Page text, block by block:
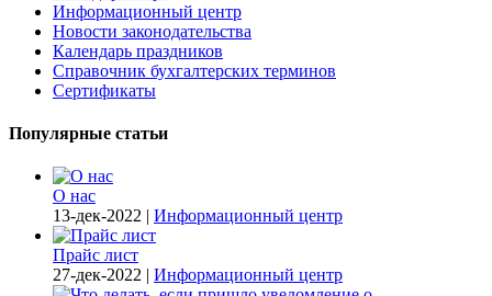
Информационный центр
Новости законодательства
Календарь праздников
Справочник бухгалтерских терминов
Сертификаты
Популярные статьи
О нас
13-дек-2022 | Информационный центр
Прайс лист
27-дек-2022 | Информационный центр